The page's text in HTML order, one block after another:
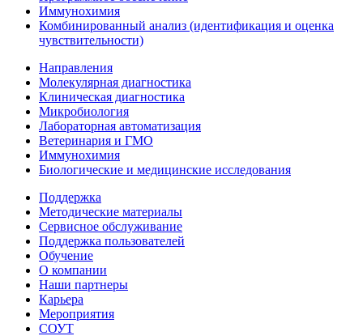
Иммунохимия
Комбинированный анализ (идентификация и оценка
чувствительности)
Направления
Молекулярная диагностика
Клиническая диагностика
Микробиология
Лабораторная автоматизация
Ветеринария и ГМО
Иммунохимия
Биологические и медицинские исследования
Поддержка
Методические материалы
Сервисное обслуживание
Поддержка пользователей
Обучение
О компании
Наши партнеры
Карьера
Мероприятия
СОУТ